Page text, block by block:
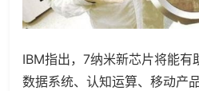
IBM指出，7纳米新芯片将能有
数据系统、认知运算、移动产